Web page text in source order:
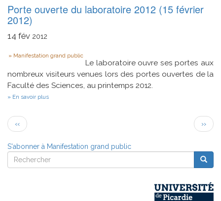
(14
Porte ouverte du laboratoire 2012 (15 février
2012)
14 fév 2012
Type
Manifestation grand public
Le laboratoire ouvre ses portes aux
nombreux visiteurs venues lors des portes ouvertes de la
Faculté des Sciences, au printemps 2012.
En savoir plus
(15
février
2012)
Pagination
Page
précédente
‹‹
Page
››
S'abonner à Manifestation grand public
Rechercher
Rechercher